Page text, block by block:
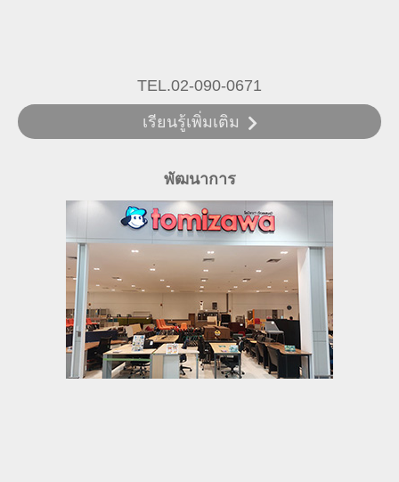
TEL.02-090-0671
เรียนรู้เพิ่มเติม
พัฒนาการ